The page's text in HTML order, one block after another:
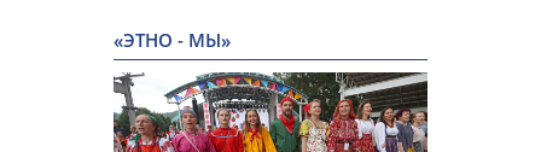
«ЭТНО - МЫ»